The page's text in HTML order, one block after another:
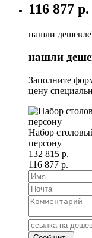
116 877 р.
нашли
нашли
Заполните
цену
Набор
персону
132 815 р.
116 877 р.